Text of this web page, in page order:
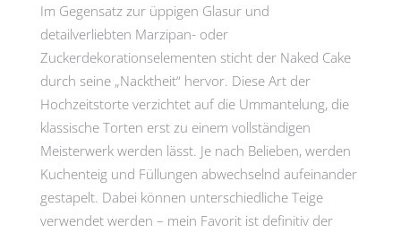
Im Gegensatz zur üppigen Glasur und
detailverliebten Marzipan- oder
Zuckerdekorationselementen sticht der Naked Cake
durch seine „Nacktheit“ hervor. Diese Art der
Hochzeitstorte verzichtet auf die Ummantelung, die
klassische Torten erst zu einem vollständigen
Meisterwerk werden lässt. Je nach Belieben, werden
Kuchenteig und Füllungen abwechselnd aufeinander
gestapelt. Dabei können unterschiedliche Teige
verwendet werden – mein Favorit ist definitiv der